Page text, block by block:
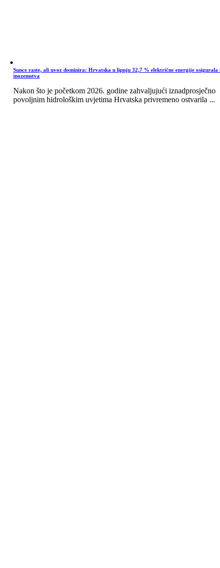
Sunce raste, ali uvoz dominira: Hrvatska u lipnju 32,7 % električne energije osigurala
inozemstva
Nakon što je početkom 2026. godine zahvaljujući iznadprosječno
povoljnim hidrološkim uvjetima Hrvatska privremeno ostvarila ...